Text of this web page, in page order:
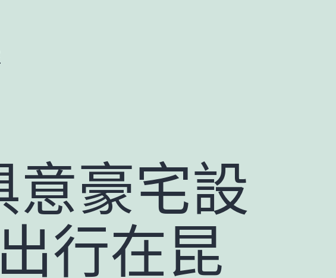
意豪宅設
行在昆